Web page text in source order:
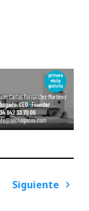
Siguiente